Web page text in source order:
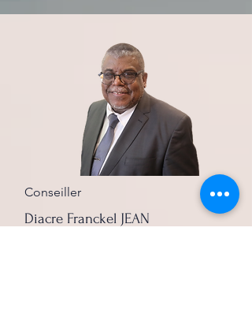
Conseiller
Diacre Franckel JEAN